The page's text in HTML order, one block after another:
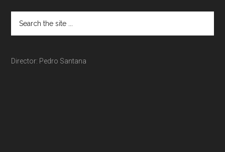
Director: Pedro Santana